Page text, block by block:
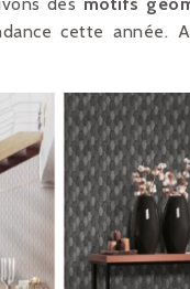
cette année.